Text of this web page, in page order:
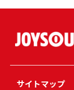
サイトマップ